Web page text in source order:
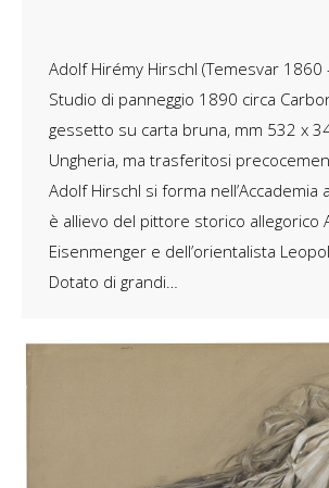
Adolf Hirémy Hirschl (Temesvar 1860
Studio di panneggio 1890 circa
gessetto su carta bruna, mm 532 x
Ungheria, ma trasferitosi
Adolf Hirschl si forma nell’Accademia
è allievo del pittore storico allegorico
Eisenmenger e dell’orientalista
Dotato di grandi…